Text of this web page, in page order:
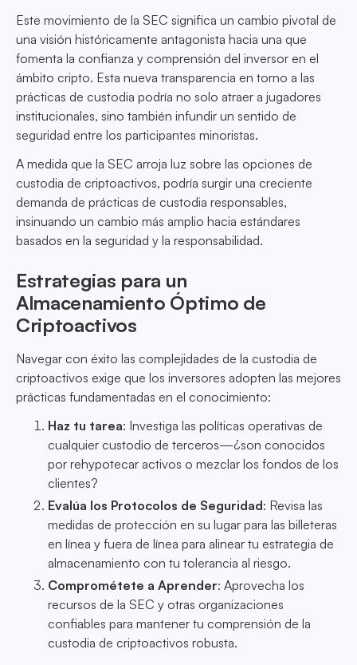
Este movimiento de la SEC significa un cambio pivotal de
una visión históricamente antagonista hacia una que
fomenta la confianza y comprensión del inversor en el
ámbito cripto. Esta nueva transparencia en torno a las
prácticas de custodia podría no solo atraer a jugadores
institucionales, sino también infundir un sentido de
seguridad entre los participantes minoristas.
A medida que la SEC arroja luz sobre las opciones de
custodia de criptoactivos, podría surgir una creciente
demanda de prácticas de custodia responsables,
insinuando un cambio más amplio hacia estándares
basados en la seguridad y la responsabilidad.
Estrategias para un
Almacenamiento Óptimo de
Criptoactivos
Navegar con éxito las complejidades de la custodia de
criptoactivos exige que los inversores adopten las mejores
prácticas fundamentadas en el conocimiento:
Haz tu tarea: Investiga las políticas operativas de
cualquier custodio de terceros—¿son conocidos
por rehypotecar activos o mezclar los fondos de los
clientes?
Evalúa los Protocolos de Seguridad: Revisa las
medidas de protección en su lugar para las billeteras
en línea y fuera de línea para alinear tu estrategia de
almacenamiento con tu tolerancia al riesgo.
Comprométete a Aprender: Aprovecha los
recursos de la SEC y otras organizaciones
confiables para mantener tu comprensión de la
custodia de criptoactivos robusta.